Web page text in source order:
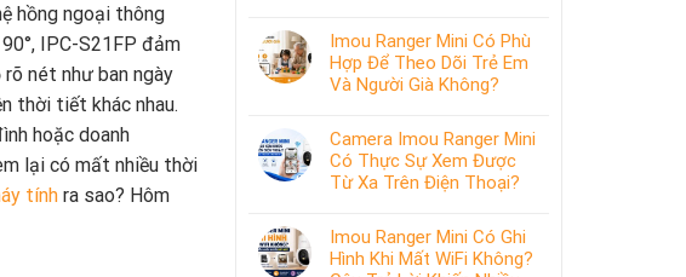
hồng ngoại thông
IPC-S21FP đảm
nét như ban ngày
thời tiết khác nhau.
hoặc doanh
lại có mất nhiều thời
tính ra sao? Hôm
Imou Ranger Mini Có Phù
Hợp Để Theo Dõi Trẻ Em
Và Người Già Không?
Camera Imou Ranger Mini
Có Thực Sự Xem Được
Từ Xa Trên Điện Thoại?
Imou Ranger Mini Có Ghi
Hình Khi Mất WiFi Không?